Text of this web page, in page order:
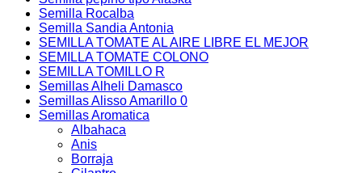
Semilla Rocalba
Semilla Sandia Antonia
SEMILLA TOMATE AL AIRE LIBRE EL MEJOR
SEMILLA TOMATE COLONO
SEMILLA TOMILLO R
Semillas Alheli Damasco
Semillas Alisso Amarillo 0
Semillas Aromatica
Albahaca
Anis
Borraja